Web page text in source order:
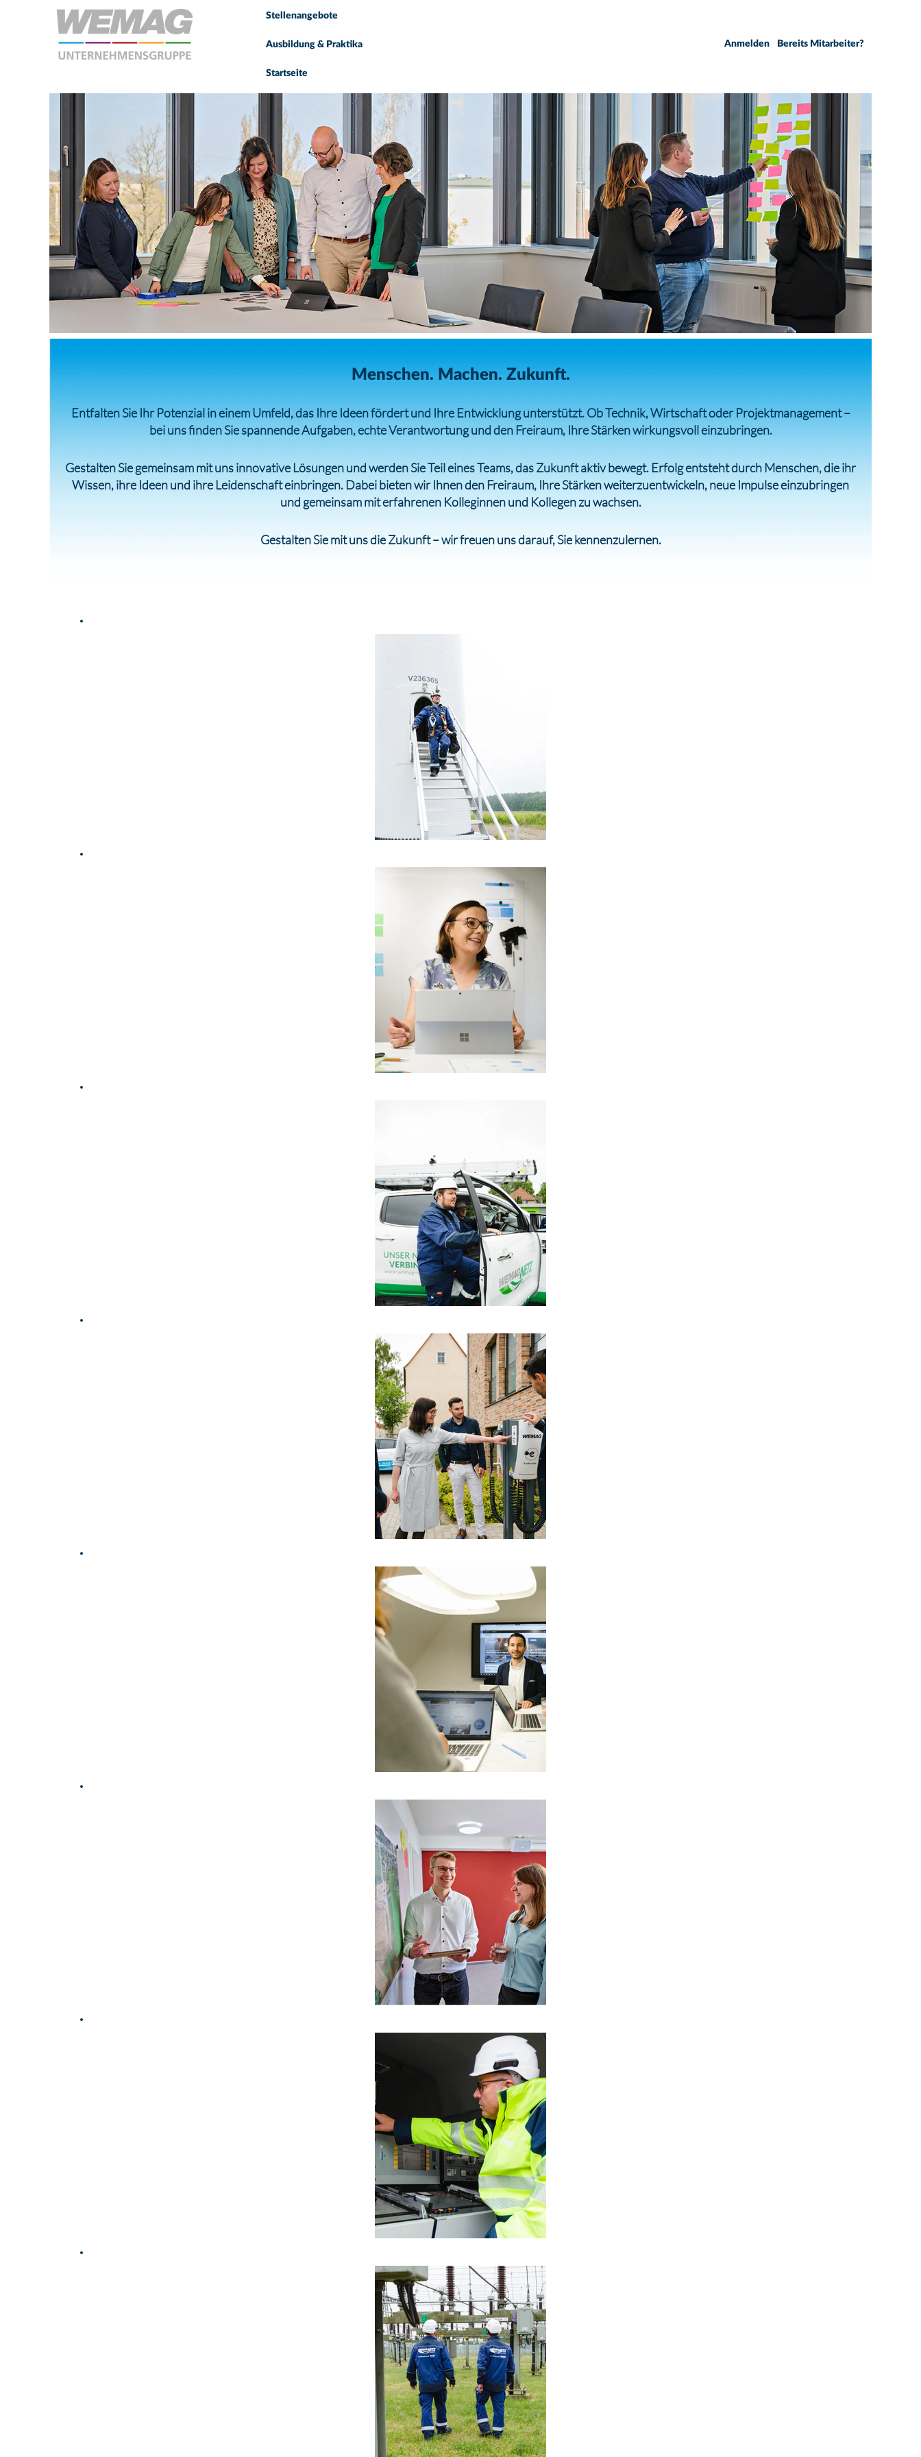
Stellenangebote
Ausbildung & Praktika
Startseite
Anmelden Bereits Mitarbeiter?
Menschen. Machen. Zukunft.
Entfalten Sie Ihr Potenzial in einem Umfeld, das Ihre Ideen fördert und Ihre Entwicklung unterstützt. Ob Technik, Wirtschaft oder Projektmanagement –
bei uns finden Sie spannende Aufgaben, echte Verantwortung und den Freiraum, Ihre Stärken wirkungsvoll einzubringen.
Gestalten Sie gemeinsam mit uns innovative Lösungen und werden Sie Teil eines Teams, das Zukunft aktiv bewegt. Erfolg entsteht durch Menschen, die ihr
Wissen, ihre Ideen und ihre Leidenschaft einbringen. Dabei bieten wir Ihnen den Freiraum, Ihre Stärken weiterzuentwickeln, neue Impulse einzubringen
und gemeinsam mit erfahrenen Kolleginnen und Kollegen zu wachsen.
Gestalten Sie mit uns die Zukunft – wir freuen uns darauf, Sie kennenzulernen.